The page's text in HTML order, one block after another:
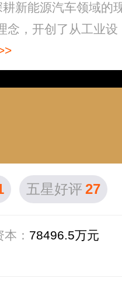
新能源汽车领域的
念，开创了从工业设
五星好评 27
： 78496.5万元